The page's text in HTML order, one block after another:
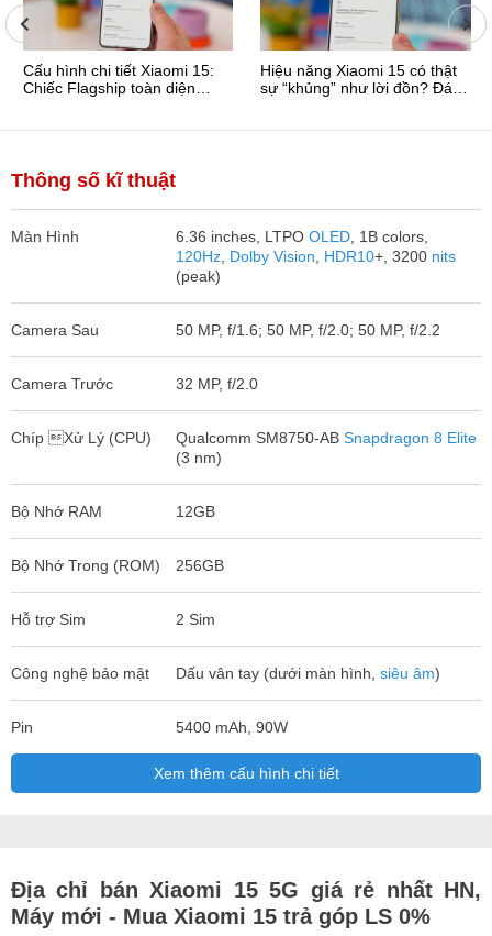
Cấu hình chi tiết Xiaomi 15:
Chiếc Flagship toàn diện
Hiệu năng Xiaomi 15 có thật
sự “khủng” như lời đồn? Đánh
Thông số kĩ thuật
Màn Hình 6.36 inches, LTPO OLED, 1B colors,
120Hz, Dolby Vision HDR10+, 3200 nits
(peak)
Camera Sau 50 MP, f/1.6; 50 MP, f/2.0; 50 MP, f/2.2
Camera Trước 32 MP, f/2.0
Chíp Xử Lý (CPU) Qualcomm SM8750-AB Snapdragon 8 Elite
(3 nm)
Bộ Nhớ RAM 12GB
Bộ Nhớ Trong (ROM) 256GB
Hỗ trợ Sim 2 Sim
Công nghệ bảo mật Dấu vân tay (dưới màn hình, siêu âm)
Pin 5400 mAh, 90W
Xem thêm cấu hình chi tiết
Địa chỉ bán Xiaomi 15 5G giá rẻ nhất HN,
Máy mới - Mua Xiaomi 15 trả góp LS 0%